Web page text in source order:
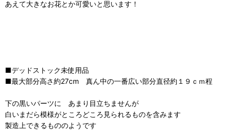
あえて大きなお花とか可愛いと思います！
■デッドストック未使用品
■最大部分高さ約27cm 真ん中の一番広い部分直径約１９ｃｍ程
下の黒いパーツに あまり目立ちませんが
白いまだら模様がところどころ見られるものを含みます
製造上できるもののようです